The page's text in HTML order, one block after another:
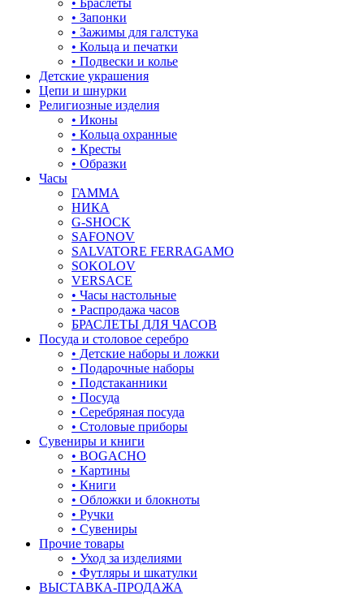
• Браслеты
• Запонки
• Зажимы для галстука
• Кольца и печатки
• Подвески и колье
Детские украшения
Цепи и шнурки
Религиозные изделия
• Иконы
• Кольца охранные
• Кресты
• Образки
Часы
ГАММА
НИКА
G-SHOCK
SAFONOV
SALVATORE FERRAGAMO
SOKOLOV
VERSACE
• Часы настольные
• Распродажа часов
БРАСЛЕТЫ ДЛЯ ЧАСОВ
Посуда и столовое серебро
• Детские наборы и ложки
• Подарочные наборы
• Подстаканники
• Посуда
• Серебряная посуда
• Столовые приборы
Сувениры и книги
• BOGACHO
• Картины
• Книги
• Обложки и блокноты
• Ручки
• Сувениры
Прочие товары
• Уход за изделиями
• Футляры и шкатулки
ВЫСТАВКА-ПРОДАЖА